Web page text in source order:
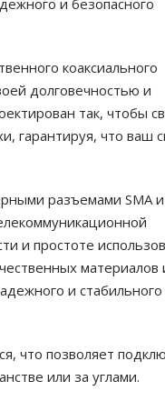
и безопасного
коаксиального
долговечностью и
так, чтобы
гарантируя, что ваш
разъемами SMA
и простоте
материалов
и стабильного
что позволяет
или за углами.